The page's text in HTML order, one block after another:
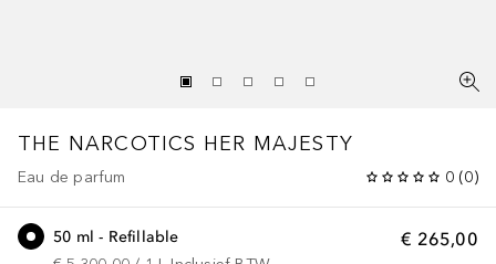
THE NARCOTICS HER MAJESTY
Eau de parfum 0 (0)
€ 265,00
50 ml - Refillable